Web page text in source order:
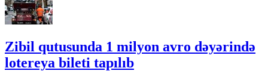
Zibil qutusunda 1 milyon avro dəyərində
lotereya bileti tapılıb